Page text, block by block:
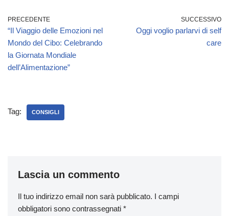
PRECEDENTE
“Il Viaggio delle Emozioni nel
Mondo del Cibo: Celebrando
la Giornata Mondiale
dell’Alimentazione”
SUCCESSIVO
Oggi voglio parlarvi di self
care
Tag: CONSIGLI
Lascia un commento
Il tuo indirizzo email non sarà pubblicato. I campi
obbligatori sono contrassegnati *